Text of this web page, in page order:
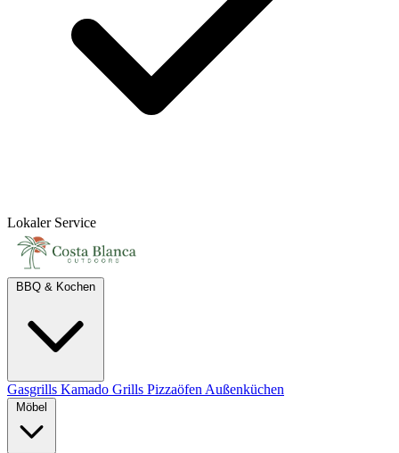
Lokaler Service
Gasgrills Kamado Grills Pizzaöfen Außenküchen